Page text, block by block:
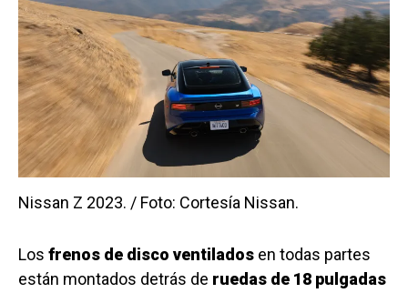
Nissan Z 2023. / Foto: Cortesía Nissan.
Los frenos de disco ventilados en todas partes
están montados detrás de ruedas de 18 pulgadas